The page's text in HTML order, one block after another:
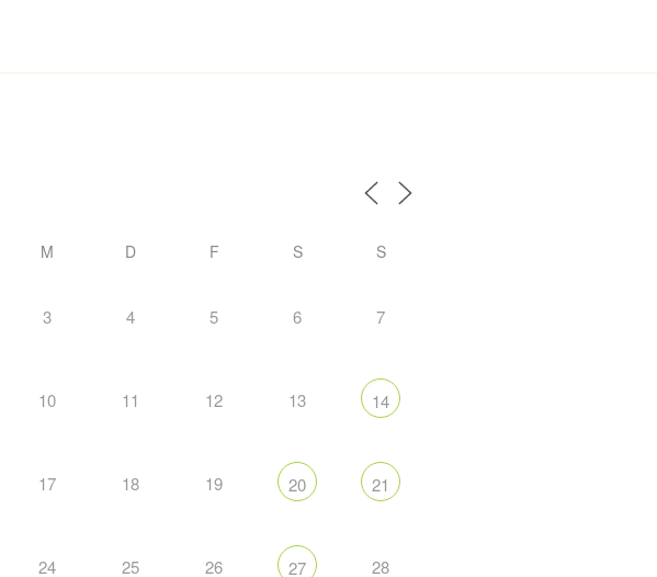
M D F S S
3 4 5 6 7
10 11 12 13 14
17 18 19 20 21
24 25 26 27 28